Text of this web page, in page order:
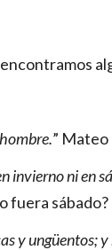
” Mateo
invierno ni en
fuera sábado?
y ungüentos;